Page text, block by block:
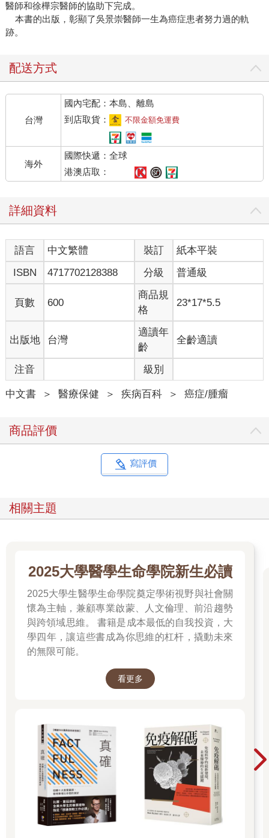
醫師和徐樺宗醫師的協助下完成。
本書的出版，彰顯了吳景崇醫師一生為癌症患者努力過的軌
跡。
配送方式
台灣
國內宅配：本島、離島
到店取貨：
不限金額免運費
海外
國際快遞：全球
港澳店取：
詳細資料
語言 中文繁體 裝訂
紙本平裝
ISBN
4717702128388 分級 普通級
頁數 600
商品規
格
23*17*5.5
出版地 台灣
適讀年
齡
全齡適讀
注音 級別
中文書 ＞ 醫療保健 ＞ 疾病百科 ＞ 癌症/腫瘤
商品評價
寫評價
相關主題
2025大學醫學生命學院新生必讀
2025大學生醫學生命學院奠定學術視野與社會關
懷為主軸，兼顧專業啟蒙、人文倫理、前沿趨勢
與跨領域思維。 書籍是成本最低的自我投資，大
學四年，讓這些書成為你思維的杠杆，撬動未來
的無限可能。
看更多